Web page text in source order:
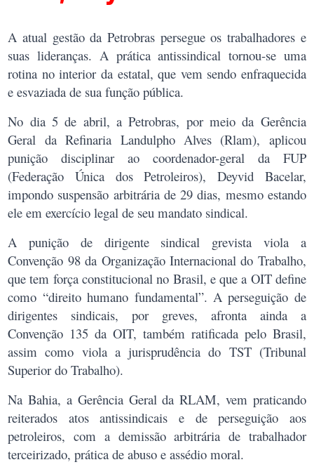
A atual gestão da Petrobras persegue os trabalhadores e
suas lideranças. A prática antissindical tornou-se uma
rotina no interior da estatal, que vem sendo enfraquecida
e esvaziada de sua função pública.
No dia 5 de abril, a Petrobras, por meio da Gerência
Geral da Refinaria Landulpho Alves (Rlam), aplicou
punição disciplinar ao coordenador-geral da FUP
(Federação Única dos Petroleiros), Deyvid Bacelar,
impondo suspensão arbitrária de 29 dias, mesmo estando
ele em exercício legal de seu mandato sindical.
A punição de dirigente sindical grevista viola a
Convenção 98 da Organização Internacional do Trabalho,
que tem força constitucional no Brasil, e que a OIT define
como “direito humano fundamental”. A perseguição de
dirigentes sindicais, por greves, afronta ainda a
Convenção 135 da OIT, também ratificada pelo Brasil,
assim como viola a jurisprudência do TST (Tribunal
Superior do Trabalho).
Na Bahia, a Gerência Geral da RLAM, vem praticando
reiterados atos antissindicais e de perseguição aos
petroleiros, com a demissão arbitrária de trabalhador
terceirizado, prática de abuso e assédio moral.